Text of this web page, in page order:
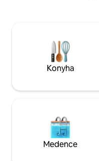
lépésre a Laisvės
kulturális látnivalókhoz,
kávézókhoz. Látogass el Kaunas ipari
báját, és érezd át egy
Konyha
Medence